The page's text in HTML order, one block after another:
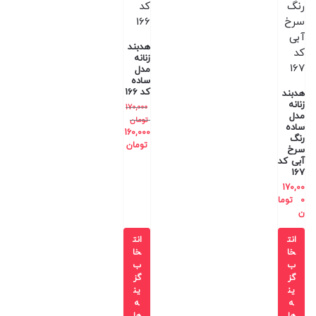
هدبند
زنانه
مدل
ساده
رنگ
سرخ
آبی کد
167
170,00
0
توما
ن
انت
خا
ب
گز
ین
ه
هدبند
زنانه
مدل
ساده
کد 166
170,000
تومان
160,000
تومان
انت
خا
ب
گز
ین
ه